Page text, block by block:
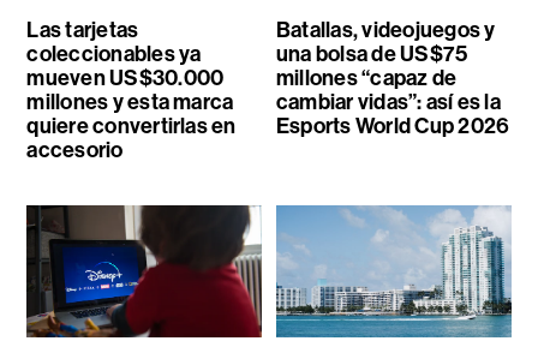
Las tarjetas
coleccionables ya
mueven US$30.000
millones y esta marca
quiere convertirlas en
accesorio
Batallas, videojuegos y
una bolsa de US$75
millones “capaz de
cambiar vidas”: así es la
Esports World Cup 2026